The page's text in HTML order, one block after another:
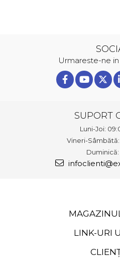
Urmareste-ne
SUPORT
Luni-Joi:
Vineri-
LINK-URI